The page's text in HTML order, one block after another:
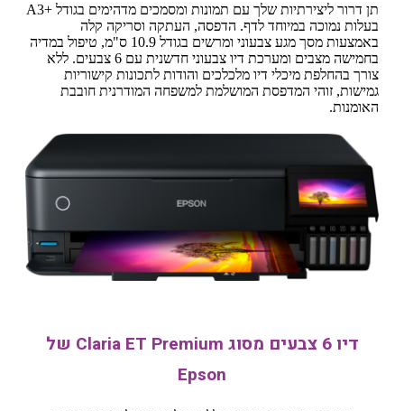
תן דרור ליצירתיות שלך עם תמונות ומסמכים מדהימים בגודל A3+‎
בעלות נמוכה במיוחד לדף. הדפסה, העתקה וסריקה קלה
באמצעות מסך מגע צבעוני ומרשים בגודל 10.9 ס"מ, טיפול במדיה
בחמישה מצבים ומערכת דיו צבעוני חדשנית עם 6 צבעים. ללא
צורך בהחלפת מיכלי דיו מלכלכים והודות לתכונות קישוריות
גמישות, זוהי המדפסת המושלמת למשפחה המודרנית חובבת
האומנות.
דיו 6 צבעים מסוג Claria ET Premium של
Epson